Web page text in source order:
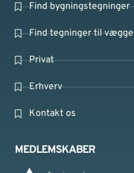
Find bygningstegninger
Find tegninger til vægge
Privat
Erhverv
Kontakt os
MEDLEMSKABER